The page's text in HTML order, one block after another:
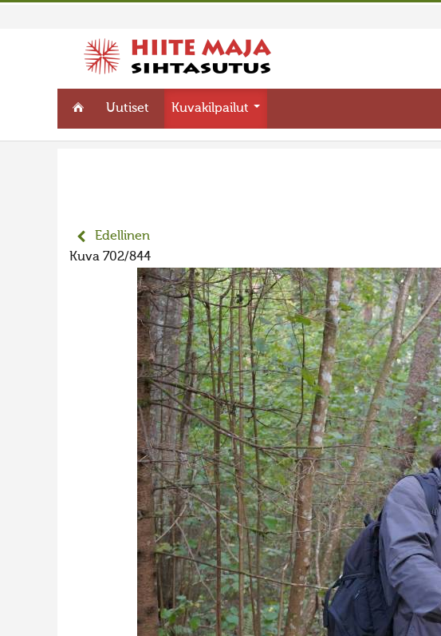
Uutiset Kuvakilpailut
Edellinen
Kuva 702/844